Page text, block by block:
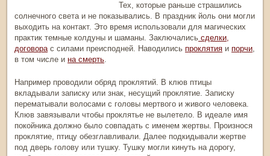
Тех, которые раньше страшились
солнечного света и не показывались. В праздник йоль они могли
выходить на контакт. Это время использовали для магических
практик темные колдуны и шаманы. Заключались сделки,
договорас силами преисподней. Наводились проклятия и порчи,
в том числе и на смерть.
Например проводили обряд проклятий. В клюв птицы
вкладывали записку или знак, несущий проклятие. Записку
перематывали волосами с головы мертвого и живого человека.
Клюв завязывали чтобы проклятье не вылетело. В идеале имя
покойника должно было совпадать с именем жертвы. Произнося
проклятие, птицу обезглавливали. Далее подкидывали жертве
под дверь голову или тушку. Тушку могли кинуть на дорогу,